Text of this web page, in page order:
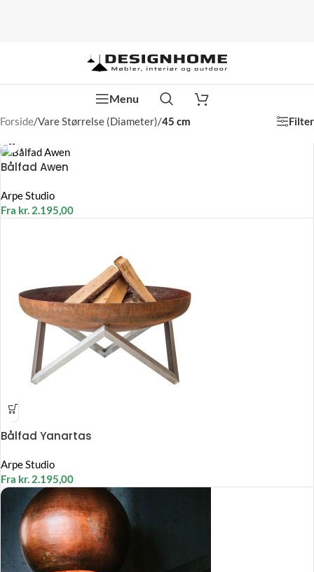
Menu
Forside/Vare Størrelse (Diameter)/45 cm Filter
Bålfad Awen
Arpe Studio
Fra kr. 2.195,00
Bålfad Yanartas
Arpe Studio
Fra kr. 2.195,00